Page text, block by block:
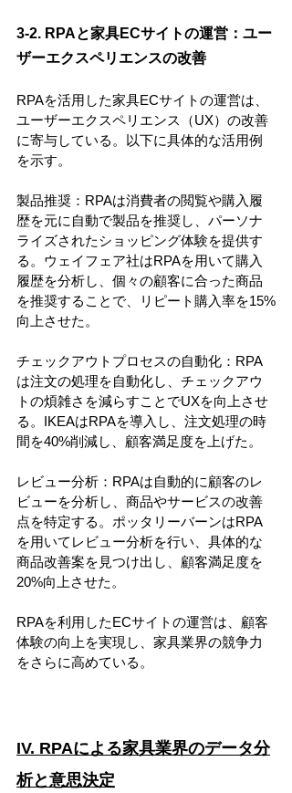
3-2. RPAと家具ECサイトの運営：ユー
ザーエクスペリエンスの改善
RPAを活用した家具ECサイトの運営は、
ユーザーエクスペリエンス（UX）の改善
に寄与している。以下に具体的な活用例
を示す。
製品推奨：RPAは消費者の閲覧や購入履
歴を元に自動で製品を推奨し、パーソナ
ライズされたショッピング体験を提供す
る。ウェイフェア社はRPAを用いて購入
履歴を分析し、個々の顧客に合った商品
を推奨することで、リピート購入率を15%
向上させた。
チェックアウトプロセスの自動化：RPA
は注文の処理を自動化し、チェックアウ
トの煩雑さを減らすことでUXを向上させ
る。IKEAはRPAを導入し、注文処理の時
間を40%削減し、顧客満足度を上げた。
レビュー分析：RPAは自動的に顧客のレ
ビューを分析し、商品やサービスの改善
点を特定する。ポッタリーバーンはRPA
を用いてレビュー分析を行い、具体的な
商品改善案を見つけ出し、顧客満足度を
20%向上させた。
RPAを利用したECサイトの運営は、顧客
体験の向上を実現し、家具業界の競争力
をさらに高めている。
IV. RPAによる家具業界のデータ分
析と意思決定